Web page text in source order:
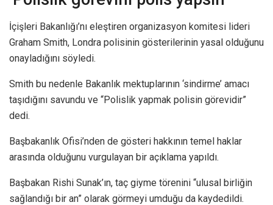
İçişleri Bakanlığı’nı eleştiren organizasyon komitesi lideri
Graham Smith, Londra polisinin gösterilerinin yasal olduğunu
onayladığını söyledi.
Smith bu nedenle Bakanlık mektuplarının ‘sindirme’ amacı
taşıdığını savundu ve “Polislik yapmak polisin görevidir”
dedi.
Başbakanlık Ofisi’nden de gösteri hakkının temel haklar
arasında olduğunu vurgulayan bir açıklama yapıldı.
Başbakan Rishi Sunak’ın, taç giyme törenini “ulusal birliğin
sağlandığı bir an” olarak görmeyi umduğu da kaydedildi.